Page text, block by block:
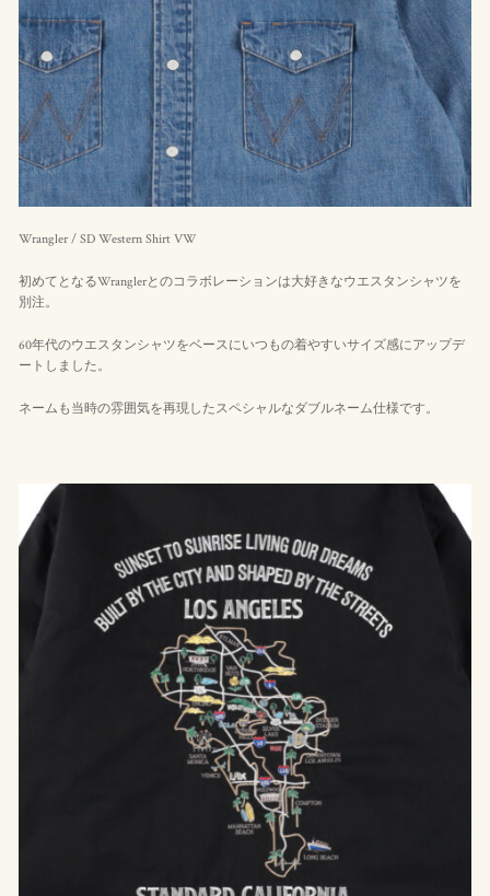
Wrangler / SD Western Shirt VW
初めてとなるWranglerとのコラボレーションは大好きなウエスタンシャツを
別注。
60年代のウエスタンシャツをベースにいつもの着やすいサイズ感にアップデ
ートしました。
ネームも当時の雰囲気を再現したスペシャルなダブルネーム仕様です。